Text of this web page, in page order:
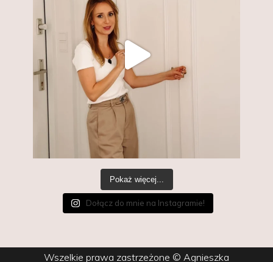
Pokaż więcej...
Dołącz do mnie na Instagramie!
Wszelkie prawa zastrzeżone © Agnieszka